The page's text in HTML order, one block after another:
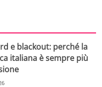
e blackout: perché la
italiana è sempre più